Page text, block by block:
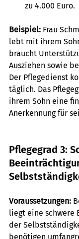
zu 4.000 Euro.
Beispiel: Frau
lebt mit ihrem
braucht
Ausziehen sowie
Der Pflegedienst
täglich. Das
ihrem Sohn eine
Anerkennung für
Pflegegrad 3:
Voraussetzungen:
liegt eine schwere
der
benötigen